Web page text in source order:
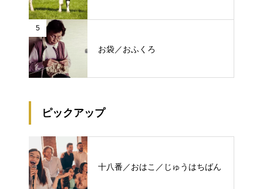
5
お袋／おふくろ
ピックアップ
十八番／おはこ／じゅうはちばん